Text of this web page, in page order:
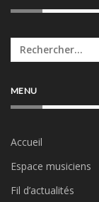
Rechercher :
MENU
Accueil
Espace musiciens
Fil d’actualités